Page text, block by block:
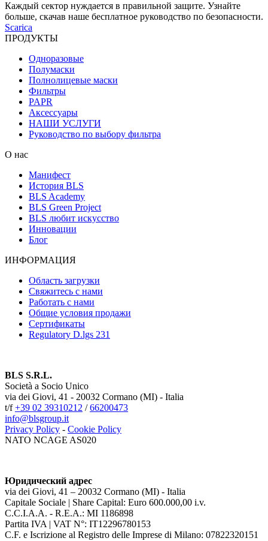
Каждый сектор нуждается в правильной защите. Узнайте
больше, скачав наше бесплатное руководство по безопасности.
Scarica
ПРОДУКТЫ
Одноразовые
Полумаски
Полнолицевые маски
Фильтры
PAPR
Аксессуары
НАШИ УСЛУГИ
Руководство по выбору фильтра
О нас
Манифест
История BLS
BLS Academy
BLS Green Project
BLS любит искусство
Инновации
Блог
ИНФОРМАЦИЯ
Область загрузки
Свяжитесь с нами
Работать с нами
Общие условия продажи
Сертификаты
Regulatory D.lgs 231
BLS S.R.L.
Società a Socio Unico
via dei Giovi, 41 - 20032 Cormano (MI) - Italia
t/f+39 02 39310212 /66200473
info@blsgroup.it
Privacy Policy - Cookie Policy
NATO NCAGE AS020
Юридический адрес
via dei Giovi, 41 – 20032 Cormano (MI) - Italia
Capitale Sociale | Share Capital: Euro 600.000,00 i.v.
C.C.I.A.A. - R.E.A.: MI 1186898
Partita IVA | VAT N°: IT12296780153
C.F. e Iscrizione al Registro delle Imprese di Milano: 07822320151